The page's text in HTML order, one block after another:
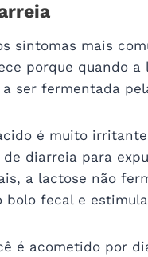
sintomas mais
porque quando
a ser fermentada
é muito
diarreia para
a lactose não
bolo fecal e
é acometido por